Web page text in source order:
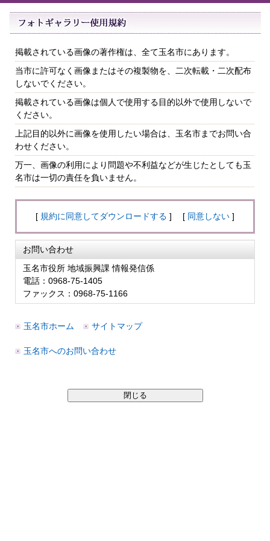
掲載されている画像の著作権は、全て玉名市にあります。
当市に許可なく画像またはその複製物を、二次転載・二次配布
しないでください。
掲載されている画像は個人で使用する目的以外で使用しないで
ください。
上記目的以外に画像を使用したい場合は、玉名市までお問い合
わせください。
万一、画像の利用により問題や不利益などが生じたとしても玉
名市は一切の責任を負いません。
[ 規約に同意してダウンロードする ] [ 同意しない ]
お問い合わせ
玉名市役所 地域振興課 情報発信係
電話：0968-75-1405
ファックス：0968-75-1166
玉名市ホーム サイトマップ
玉名市へのお問い合わせ